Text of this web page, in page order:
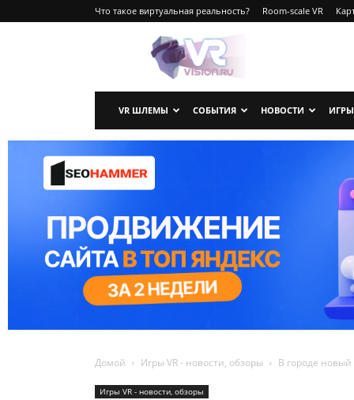
Что такое виртуальная реальность? Room-scale VR
VRvision.ru
VR ШЛЕМЫ СОБЫТИЯ НОВОСТИ ИГРЫ
Домой Игры VR - новости, обзоры В городе
Игры VR - новости, обзоры